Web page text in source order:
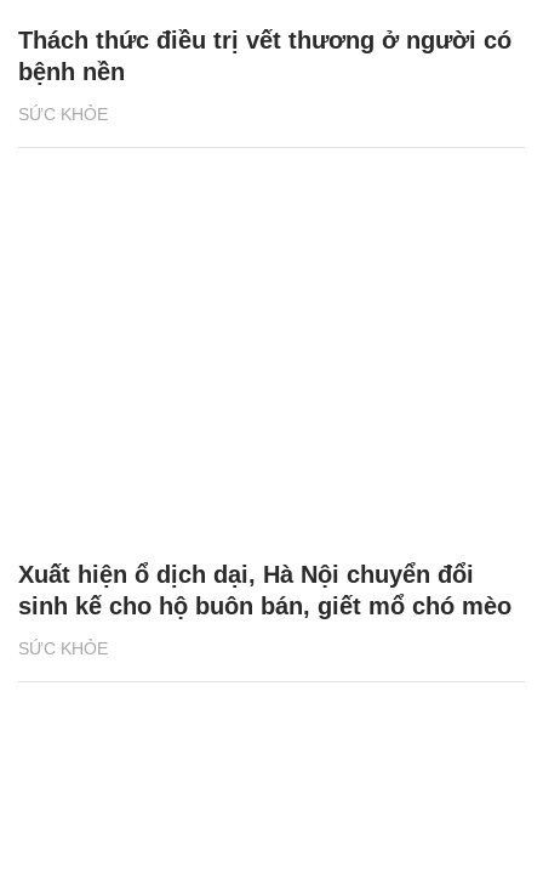
SỨC KHỎE
Thách thức điều trị vết thương ở người có
bệnh nền
SỨC KHỎE
Xuất hiện ổ dịch dại, Hà Nội chuyển đổi
sinh kế cho hộ buôn bán, giết mổ chó mèo